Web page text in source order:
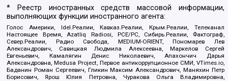
* Реестр иностранных средств массовой информации,
выполняющих функции иностранного агента:
Голос Америки, Idel.Реалии, Кавказ.Реалии, Крым.Реалии, Телеканал
Настоящее Время, Azatliq Radiosi, PCE/PC, Сибирь.Реалии, Фактограф,
Север.Реалии, Радио Свобода, MEDIUM-ORIENT, Пономарев Лев
Александрович, Савицкая Людмила Алексеевна, Маркелов Сергей
Евгеньевич, Камалягин Денис Николаевич, Апахончич Дарья
Александровна, Medusa Project, Первое антикоррупционное СМИ, VTimes.io,
Баданин Роман Сергеевич, Гликин Максим Александрович, Маняхин Петр
Борисович, Ярош Юлия Петровна, Чуракова Ольга Владимировна,